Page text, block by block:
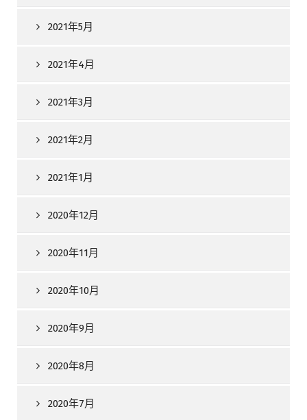
2021年5月
2021年4月
2021年3月
2021年2月
2021年1月
2020年12月
2020年11月
2020年10月
2020年9月
2020年8月
2020年7月